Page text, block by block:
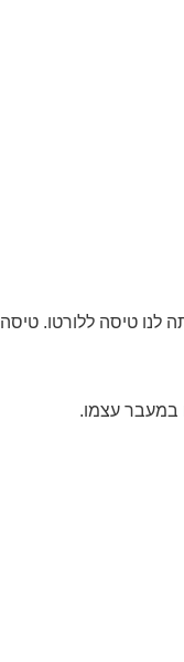
לנו טיסה ללורטו. טיסה
במעבר עצמו.